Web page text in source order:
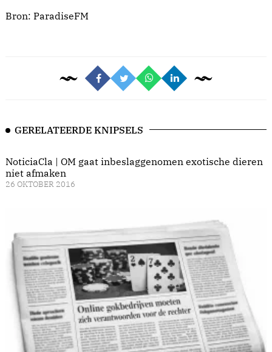
Bron: ParadiseFM
GERELATEERDE KNIPSELS
NoticiaCla | OM gaat inbeslaggenomen exotische dieren
niet afmaken
26 OKTOBER 2016